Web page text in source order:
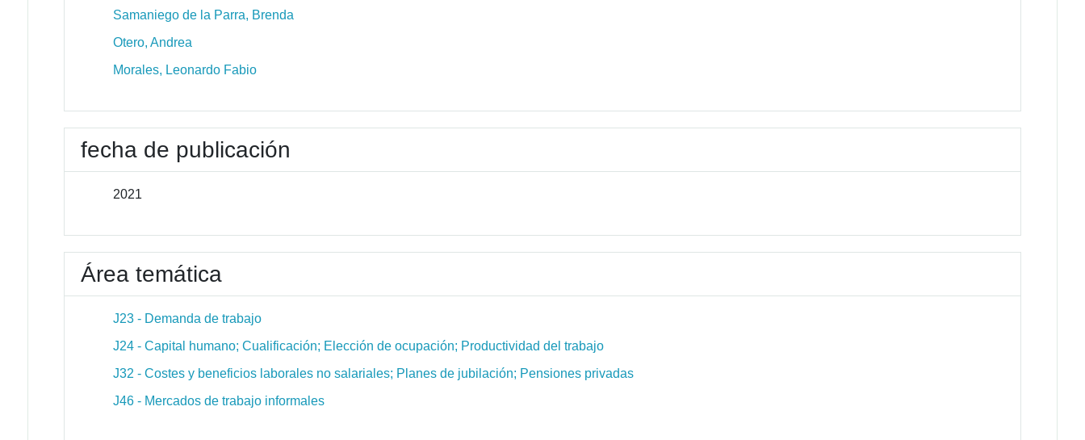
Samaniego de la Parra, Brenda
Otero, Andrea
Morales, Leonardo Fabio
fecha de publicación
2021
Área temática
J23 - Demanda de trabajo
J24 - Capital humano; Cualificación; Elección de ocupación; Productividad del trabajo
J32 - Costes y beneficios laborales no salariales; Planes de jubilación; Pensiones privadas
J46 - Mercados de trabajo informales